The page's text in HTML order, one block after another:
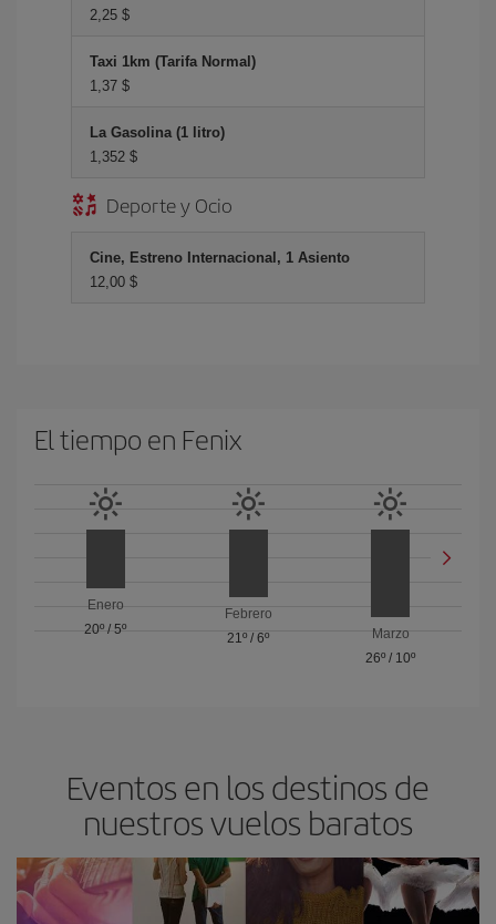
2,25 $
Taxi 1km (Tarifa Normal)
1,37 $
La Gasolina (1 litro)
1,352 $
Deporte y Ocio
Cine, Estreno Internacional, 1 Asiento
12,00 $
El tiempo en Fenix
Enero
20º /5º
Febrero
21º / 6º
Marzo
26º / 10º
Eventos en los destinos de
nuestros vuelos baratos